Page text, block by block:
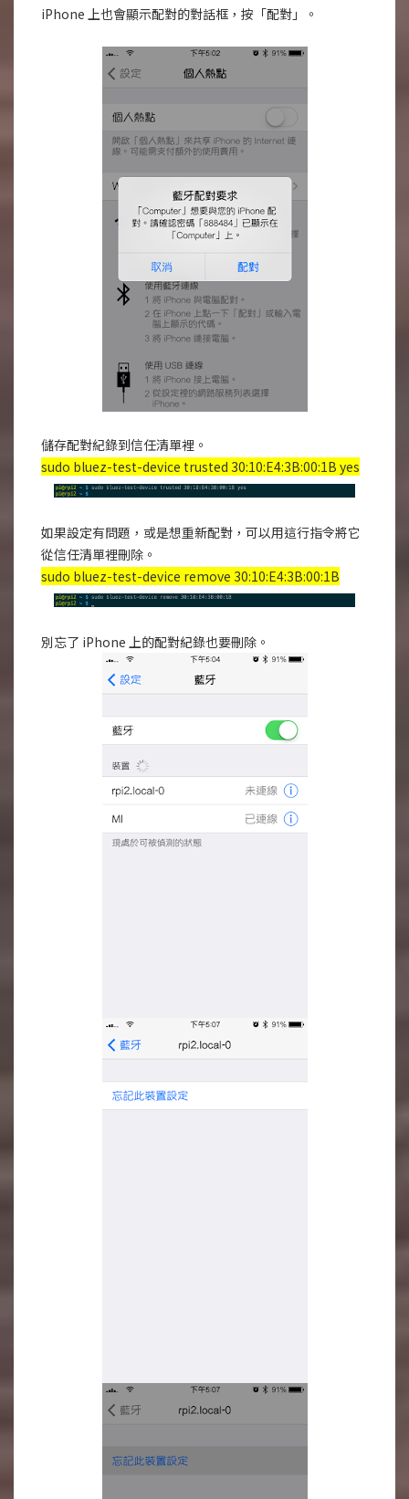
iPhone 上也會顯示配對的對話框，按「配對」。
儲存配對紀錄到信任清單裡。
sudo bluez-test-device trusted 30:10:E4:3B:00:1B yes
如果設定有問題，或是想重新配對，可以用這行指令將它
從信任清單裡刪除。
sudo bluez-test-device remove 30:10:E4:3B:00:1B
別忘了 iPhone 上的配對紀錄也要刪除。